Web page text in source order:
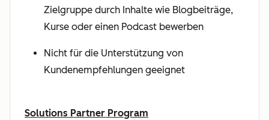
Zielgruppe durch Inhalte wie Blogbeiträge,
Kurse oder einen Podcast bewerben
Nicht für die Unterstützung von
Kundenempfehlungen geeignet
Solutions Partner Program